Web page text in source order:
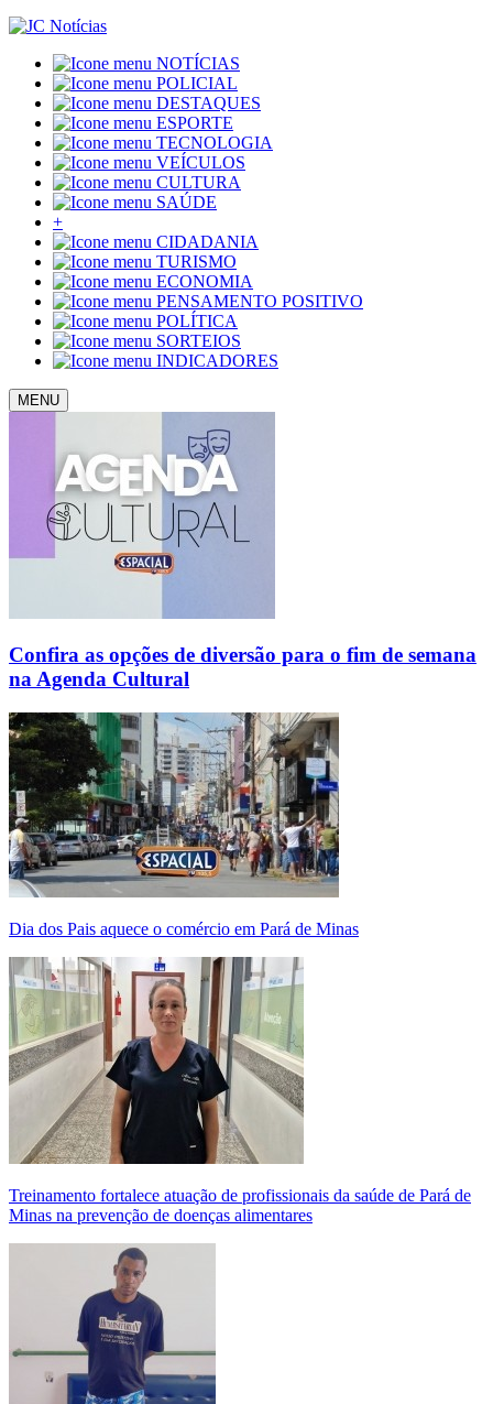
NOTÍCIAS
POLICIAL
DESTAQUES
ESPORTE
TECNOLOGIA
VEÍCULOS
CULTURA
SAÚDE
+
CIDADANIA
TURISMO
ECONOMIA
PENSAMENTO POSITIVO
POLÍTICA
SORTEIOS
INDICADORES
MENU
Confira as opções de diversão para o fim de semana
na Agenda Cultural
Dia dos Pais aquece o comércio em Pará de Minas
Treinamento fortalece atuação de profissionais da saúde de Pará de
Minas na prevenção de doenças alimentares